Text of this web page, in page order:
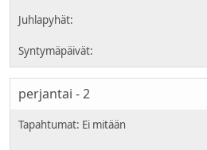
perjantai - 2